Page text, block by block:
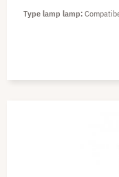
Type lamp lamp